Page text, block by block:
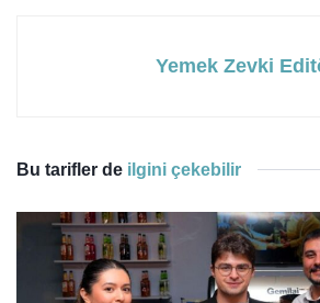
Yemek Zevki
Bu tarifler de ilgini çekebilir